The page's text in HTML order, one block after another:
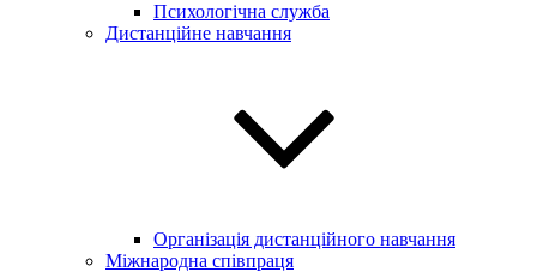
Психологічна служба
Дистанційне навчання
Організація дистанційного навчання
Міжнародна співпраця